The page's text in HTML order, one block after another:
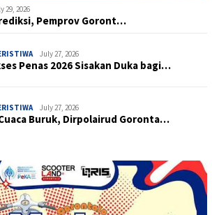
29, 2026
Pemprov Goront…
July 27, 2026
Penas 2026 Sisakan Duka bagi…
July 27, 2026
Buruk, Dirpolairud Goronta…